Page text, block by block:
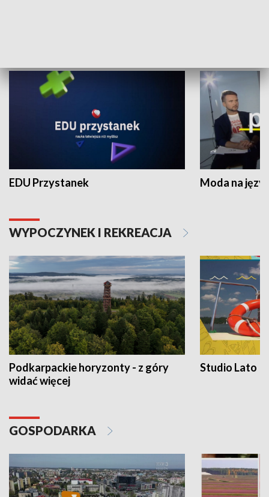
EDU Przystanek Moda na
WYPOCZYNEK I REKREACJA
Podkarpackie horyzonty - z góry
widać więcej
Studio Lato
GOSPODARKA